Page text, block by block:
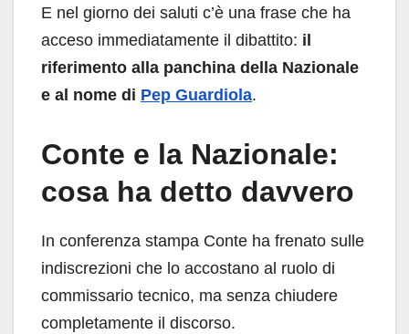
E nel giorno dei saluti c’è una frase che ha
acceso immediatamente il dibattito: il
riferimento alla panchina della Nazionale
e al nome di Pep Guardiola.
Conte e la Nazionale:
cosa ha detto davvero
In conferenza stampa Conte ha frenato sulle
indiscrezioni che lo accostano al ruolo di
commissario tecnico, ma senza chiudere
completamente il discorso.